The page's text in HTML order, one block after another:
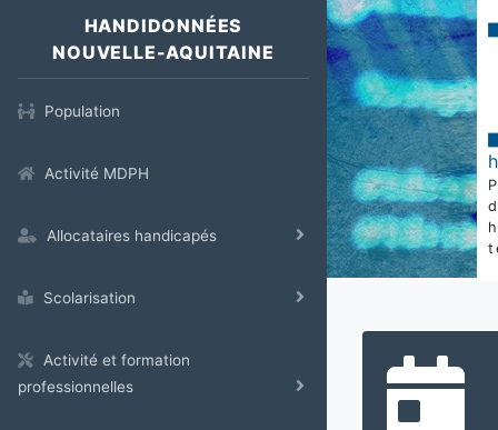
HANDIDONNÉES
NOUVELLE-AQUITAINE
Population
Activité MDPH
Allocataires handicapés
Scolarisation
Activité et formation
professionnelles